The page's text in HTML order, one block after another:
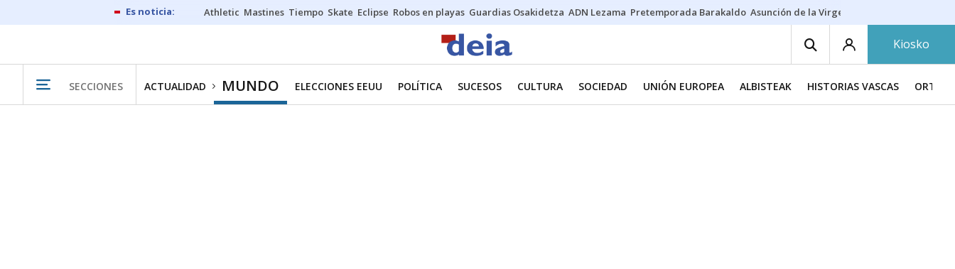
Athletic Mastines Tiempo Skate Eclipse Robos en playas Guardias Osakidetza ADN Lezama Pretemporada Barakaldo Asunción de la Virgen
Kiosko
SECCIONES ACTUALIDAD MUNDO ELECCIONES EEUU POLÍTICA SUCESOS CULTURA SOCIEDAD UNIÓN EUROPEA ALBISTEAK HISTORIAS VASCAS